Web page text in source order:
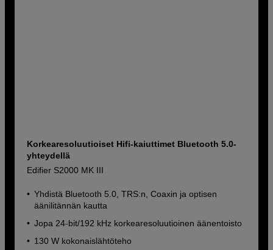
Korkearesoluutioiset Hifi-kaiuttimet Bluetooth 5.0-
yhteydellä
Edifier S2000 MK III
Yhdistä Bluetooth 5.0, TRS:n, Coaxin ja optisen
äänilitännän kautta
Jopa 24-bit/192 kHz korkearesoluutioinen äänentoisto
130 W kokonaislähtöteho